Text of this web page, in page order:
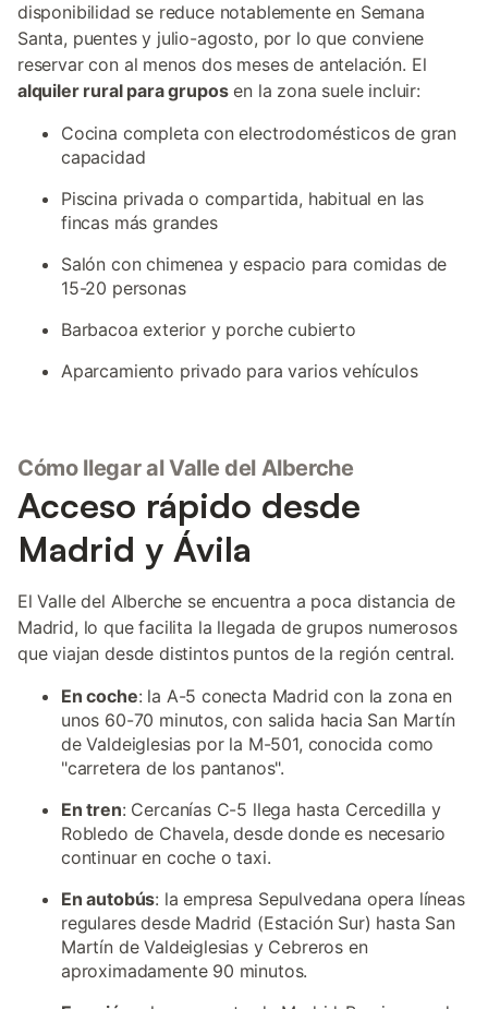
disponibilidad se reduce notablemente en Semana
Santa, puentes y julio-agosto, por lo que conviene
reservar con al menos dos meses de antelación. El
alquiler rural para gruposen la zona suele incluir:
Cocina completa con electrodomésticos de gran
capacidad
Piscina privada o compartida, habitual en las
fincas más grandes
Salón con chimenea y espacio para comidas de
15-20 personas
Barbacoa exterior y porche cubierto
Aparcamiento privado para varios vehículos
Cómo llegar al Valle del Alberche
Acceso rápido desde
Madrid y Ávila
El Valle del Alberche se encuentra a poca distancia de
Madrid, lo que facilita la llegada de grupos numerosos
que viajan desde distintos puntos de la región central.
En coche: la A-5 conecta Madrid con la zona en
unos 60-70 minutos, con salida hacia San Martín
de Valdeiglesias por la M-501, conocida como
"carretera de los pantanos".
En tren: Cercanías C-5 llega hasta Cercedilla y
Robledo de Chavela, desde donde es necesario
continuar en coche o taxi.
En autobús: la empresa Sepulvedana opera líneas
regulares desde Madrid (Estación Sur) hasta San
Martín de Valdeiglesias y Cebreros en
aproximadamente 90 minutos.